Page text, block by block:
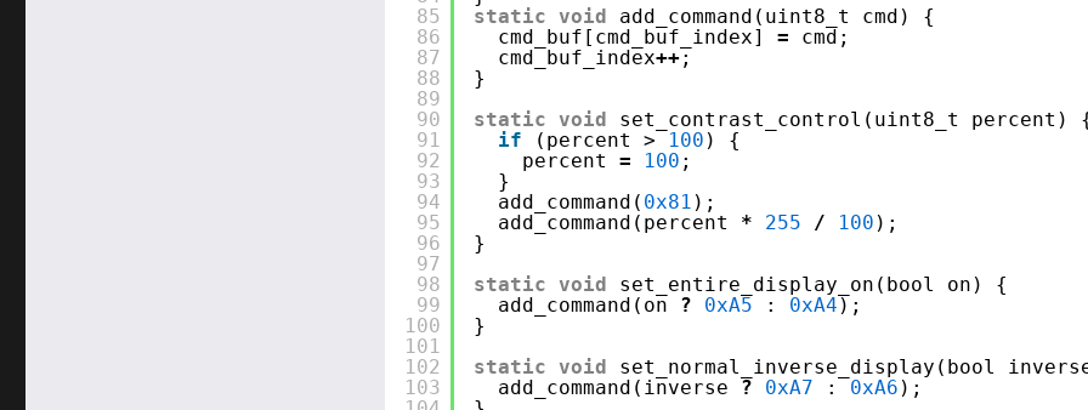
85
86
87
88
89
90
91
92
93
94
95
96
97
98
99
100
101
102
103
static void
add_command(uint8_t cmd) {
cmd_buf[cmd_buf_index] =
cmd;
cmd_buf_index++;
}
static void
set_contrast_control(uint8_t percent)
if
(percent > 100 ) {
percent = 100 ;
}
add_command( 0x81 );
add_command(percent * 255 / 100 );
}
static void
set_entire_display_on(bool on) {
add_command(on ? 0xA5 : 0xA4 );
}
static void
set_normal_inverse_display(bool
add_command(inverse ? 0xA7 : 0xA6 );